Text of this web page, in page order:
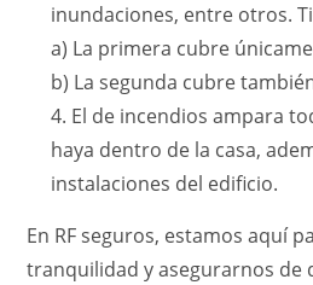
inundaciones, entre otros.
a) La primera cubre
b) La segunda cubre
4. El de incendios ampara
haya dentro de la casa,
instalaciones del edificio.
En RF seguros, estamos aquí
tranquilidad y asegurarnos de